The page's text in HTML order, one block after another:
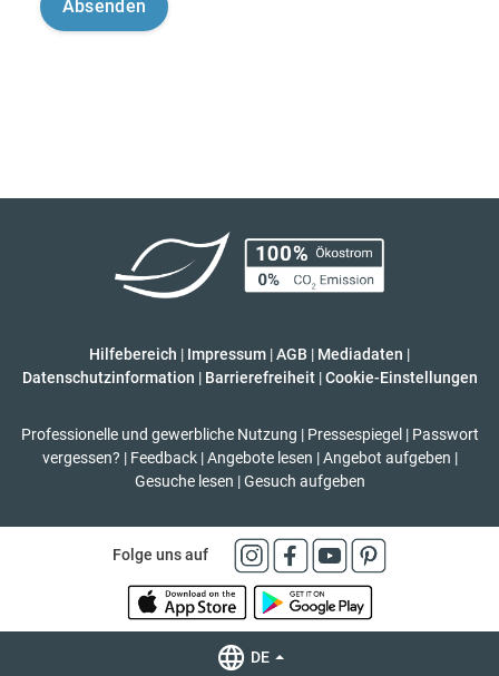
Hilfebereich | Impressum |AGB | Mediadaten |
Datenschutzinformation | Barrierefreiheit | Cookie-Einstellungen
Professionelle und gewerbliche Nutzung | Pressespiegel | Passwort
vergessen? | Feedback | Angebote lesen | Angebot aufgeben |
Gesuche lesen | Gesuch aufgeben
Folge uns auf
DE